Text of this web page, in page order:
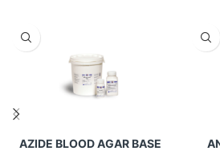
AZIDE BLOOD AGAR BASE